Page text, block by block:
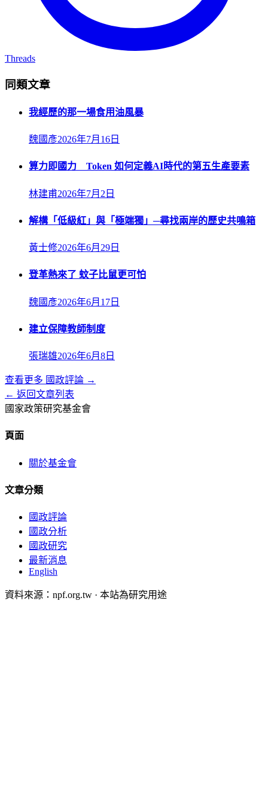
Threads
同類文章
我經歷的那一場食用油風暴
魏國彥2026年7月16日
算力即國力 Token 如何定義AI時代的第五生產要素
林建甫2026年7月2日
解構「低級紅」與「極端獨」─尋找兩岸的歷史共鳴箱
黃士修2026年6月29日
登革熱來了 蚊子比鼠更可怕
魏國彥2026年6月17日
建立保障教師制度
張瑞雄2026年6月8日
查看更多 國政評論 →
← 返回文章列表
國家政策研究基金會
頁面
關於基金會
文章分類
國政評論
國政分析
國政研究
最新消息
English
資料來源：npf.org.tw · 本站為研究用途